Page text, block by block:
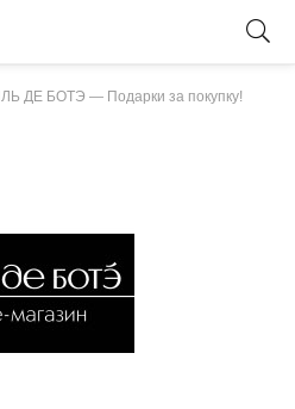
ДЕ БОТЭ — Подарки за покупку!